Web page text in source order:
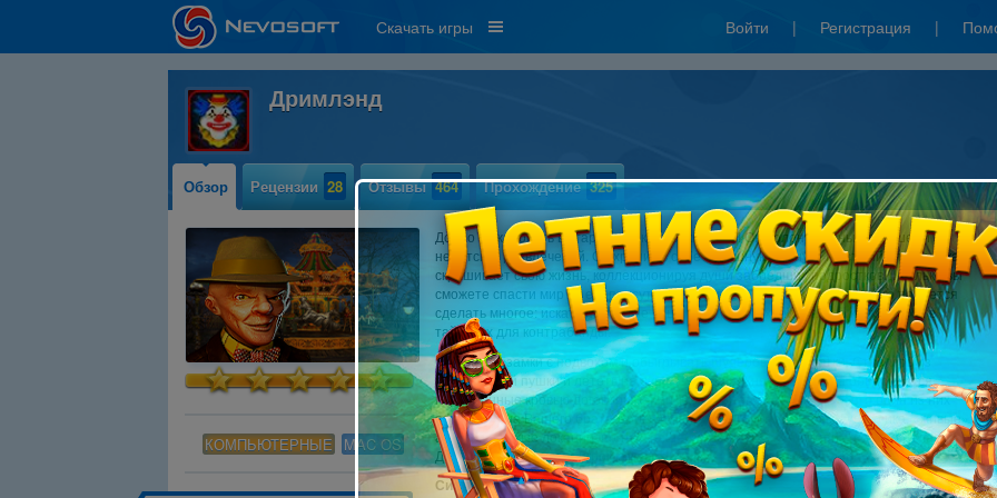
Скачать игры Войти | Регистрация |
Дримлэнд
Обзор Рецензии 28 Отзывы 464 Прохождение 325
КОМПЬЮТЕРНЫЕ MAC OS
Добро пожаловать в старый парк аттракционов! Он полон опасных ловушек и
недетских развлечений. Он хранит в себе страшную тайну… Местный злобный карлик
скрашивает свою жизнь, коллекционируя души забредших подростков… Только вы
сможете спасти мир от его присутствия, разгадав все загадки! Для этого придется
сделать многое: искать полезные вещи в старых механизмах, на каруселях и в
тайниках для контрабанды.
Открывать замки с подвохом и обыгрывать шулеров в наперстки. Стрелять из
корабельной пушки и лететь на луну. Пути назад не будет, когда обнаружатся
подписанные кровью договоры карлика с жертвами… Тем более, что один из них
оформлен на Вашего брата Джимми, а другой – лично на Вас! 3D графика, «живые»
анимированные локации, по-настоящему красивые саундтреки – все это делает
Дримлэнд уникальной игрой в жанре «квест», которую нельзя пропустить!
Системные требования: